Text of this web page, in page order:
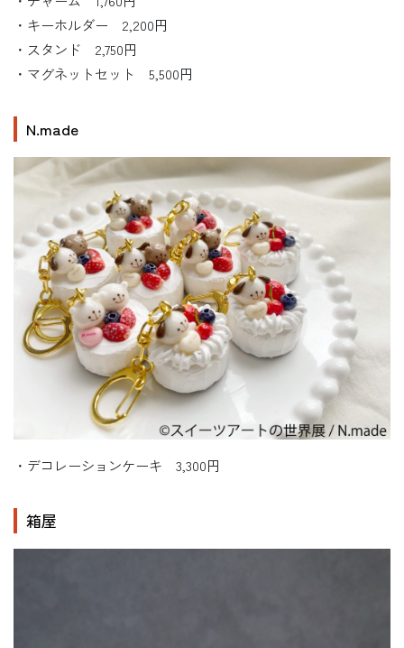
・キーホルダー 2,200円
・スタンド 2,750円
・マグネットセット 5,500円
N.made
・デコレーションケーキ 3,300円
箱屋